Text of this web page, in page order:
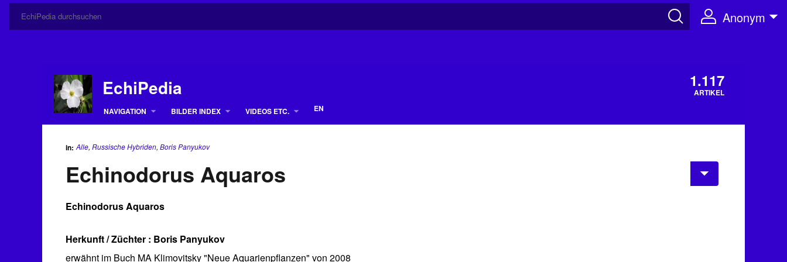
Anonym
EchiPedia 1.117
ARTIKEL
NAVIGATION
BILDER INDEX VIDEOS ETC. EN
in: Alle, Russische Hybriden, Boris Panyukov
Echinodorus Aquaros
Echinodorus Aquaros
Herkunft / Züchter : Boris Panyukov
erwähnt im Buch MA Klimovitsky "Neue Aquarienpflanzen" von 2008